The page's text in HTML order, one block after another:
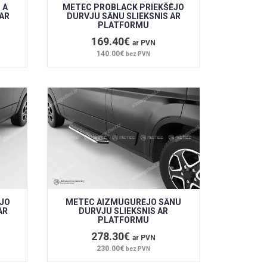
A
METEC PROBLACK PRIEKŠĒJO
DURVJU SĀNU SLIEKSNIS AR
PLATFORMU
169.40€ar PVN
140.00€bez PVN
METEC AIZMUGURĒJO SĀNU
DURVJU SLIEKSNIS AR
PLATFORMU
278.30€ar PVN
230.00€bez PVN